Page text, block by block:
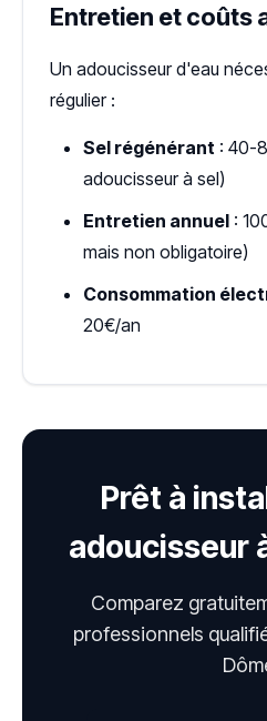
Entretien et coûts
Un adoucisseur d'eau
régulier :
Sel régénérant : 40-
adoucisseur à sel)
Entretien annuel :
mais non obligatoire)
Consommation
20€/an
Prêt à
adoucisseur
Comparez
professionnels